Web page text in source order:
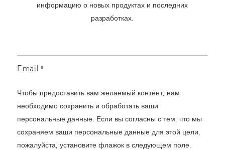
информацию о новых продуктах и последних
разработках.
Email *
Чтобы предоставить вам желаемый контент, нам
необходимо сохранить и обработать ваши
персональные данные. Если вы согласны с тем, что мы
сохраняем ваши персональные данные для этой цели,
пожалуйста, установите флажок в следующем поле.